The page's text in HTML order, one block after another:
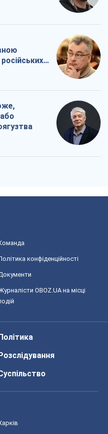
конфіденційності
OBOZ.UA на місці
Політика
Розслідування